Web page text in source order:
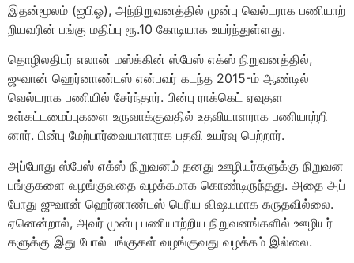
இதன்மூலம் (ஐபிஓ), அந்​நிறு​வனத்​தில் முன்பு வெல்ட​ராக பணி​யாற்​
றிய​வரின் பங்கு மதிப்பு ரூ.10 கோடி​யாக உயர்ந்​துள்​ளது.
தொழில​திபர் எலான் மஸ்க்​கின் ஸ்பேஸ் எக்ஸ் நிறு​வனத்​தில்,
ஜுவான் ஹெர்​னாண்​டஸ் என்​பவர் கடந்த 2015-ம் ஆண்​டில்
வெல்ட​ராக பணி​யில் சேர்ந்​தார். பின்பு ராக்​கெட் ஏவுதள
உள்கட்டமைப்​பு​களை உரு​வாக்​கு​வ​தில் உதவி​யாள​ராக பணியாற்​றி​
னார். பின்பு மேற்​பார்​வை​யாள​ராக பதவி உயர்வு பெற்​றார்.
அப்​போது ஸ்பேஸ் எக்ஸ் நிறு​வனம் தனது ஊழியர்​களுக்கு நிறுவன
பங்​கு​களை வழங்​கு​வதை வழக்​க​மாக கொண்​டிருந்​தது. அதை அப்​
போது ஜுவான் ஹெர்​னாண்​டஸ் பெரிய விஷய​மாக கருத​வில்​லை.
ஏனென்​றால், அவர் முன்பு பணி​யாற்​றிய நிறு​வனங்​களில் ஊழியர்​
களுக்கு இது போல் பங்​கு​கள் வழங்​கு​வது வழக்​கம் இல்​லை.